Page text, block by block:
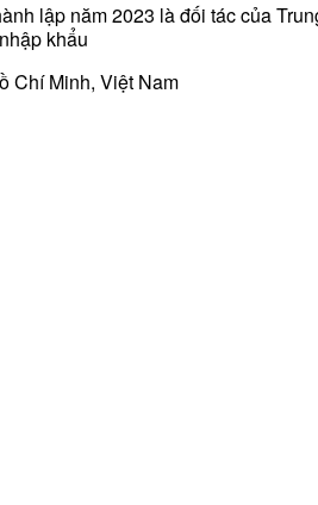
lập năm 2023 là đối tác của
khẩu
Chí Minh, Việt Nam